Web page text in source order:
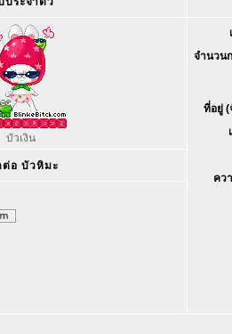
บัวเงิน
จำนวน
ที่อยู่ (
คว
อ บัวหิมะ